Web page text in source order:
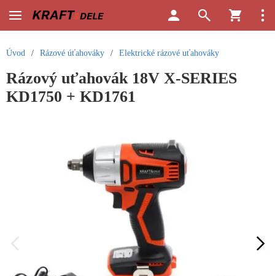
Úvod / Rázové úťahováky / Elektrické rázové uťahováky
Rázový uťahovák 18V X-SERIES
KD1750 + KD1761